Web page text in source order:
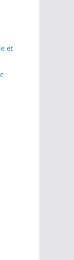
et